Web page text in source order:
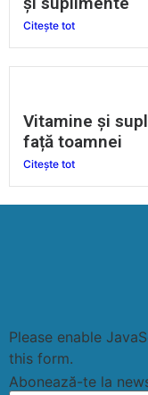
Citește tot
Vitamine și
față toamnei
Citește tot
Please enable
this form.
Abonează-te la